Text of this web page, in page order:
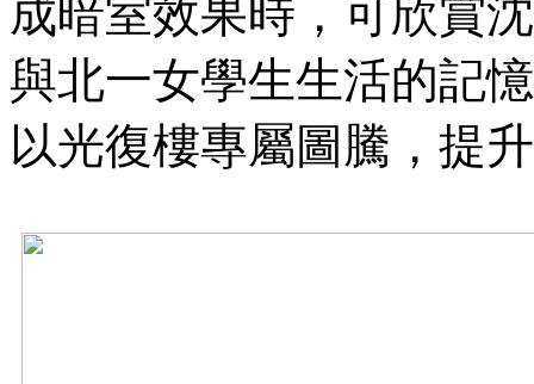
成暗室效果時，可欣賞
與北一女學生生活的記
以光復樓專屬圖騰，提